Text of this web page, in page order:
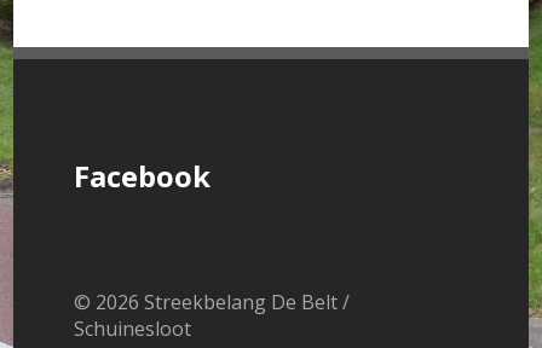
Facebook
© 2026 Streekbelang De Belt /
Schuinesloot